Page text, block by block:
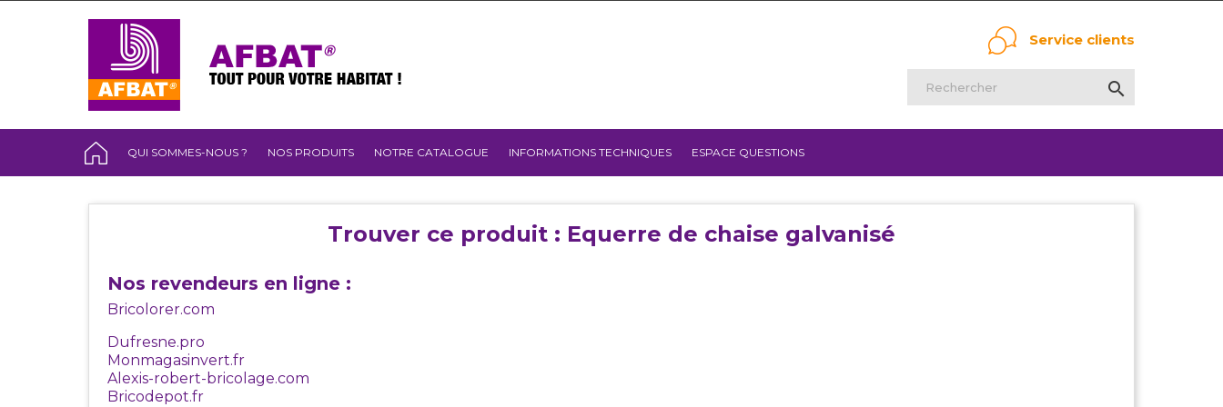
Service clients

QUI SOMMES-NOUS ? NOS PRODUITS NOTRE CATALOGUE INFORMATIONS TECHNIQUES ESPACE QUESTIONS
Trouver ce produit : Equerre de chaise galvanisé
Nos revendeurs en ligne :
Bricolorer.com
Dufresne.pro
Monmagasinvert.fr
Alexis-robert-bricolage.com
Bricodepot.fr